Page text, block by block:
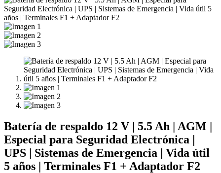
Batería de respaldo 12 V | 5.5 Ah | AGM |
Especial para Seguridad Electrónica |
UPS | Sistemas de Emergencia | Vida útil
5 años | Terminales F1 + Adaptador F2